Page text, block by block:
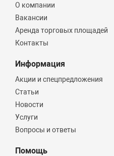
О компании
Вакансии
Аренда торговых площадей
Контакты
Информация
Акции и спецпредложения
Статьи
Новости
Услуги
Вопросы и ответы
Помощь